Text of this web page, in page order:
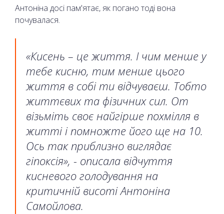
Антоніна досі пам'ятає, як погано тоді вона
почувалася.
«Кисень – це життя. І чим менше у
тебе кисню, тим менше цього
життя в собі ти відчуваєш. Тобто
життєвих та фізичних сил. От
візьміть своє найгірше похмілля в
житті і помножте його ще на 10.
Ось так приблизно виглядає
гіпоксія», - описала відчуття
кисневого голодування на
критичній висоті Антоніна
Самойлова.